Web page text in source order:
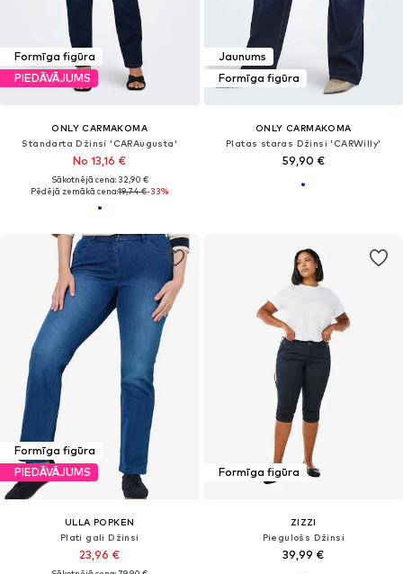
Formīga figūra
PIEDĀVĀJUMS
ONLY CARMAKOMA
Standarta Džinsi 'CARAugusta'
No 13,16 €
Sākotnējā cena: 32,90 €
Pēdējā zemākā cena:19,74 €-33%
Jaunums
Formīga figūra
ONLY CARMAKOMA
Platas staras Džinsi 'CARWilly'
59,90 €
Formīga figūra
PIEDĀVĀJUMS
ULLA POPKEN
Plati gali Džinsi
23,96 €
Formīga figūra
ZIZZI
Piegulošs Džinsi
39,99 €